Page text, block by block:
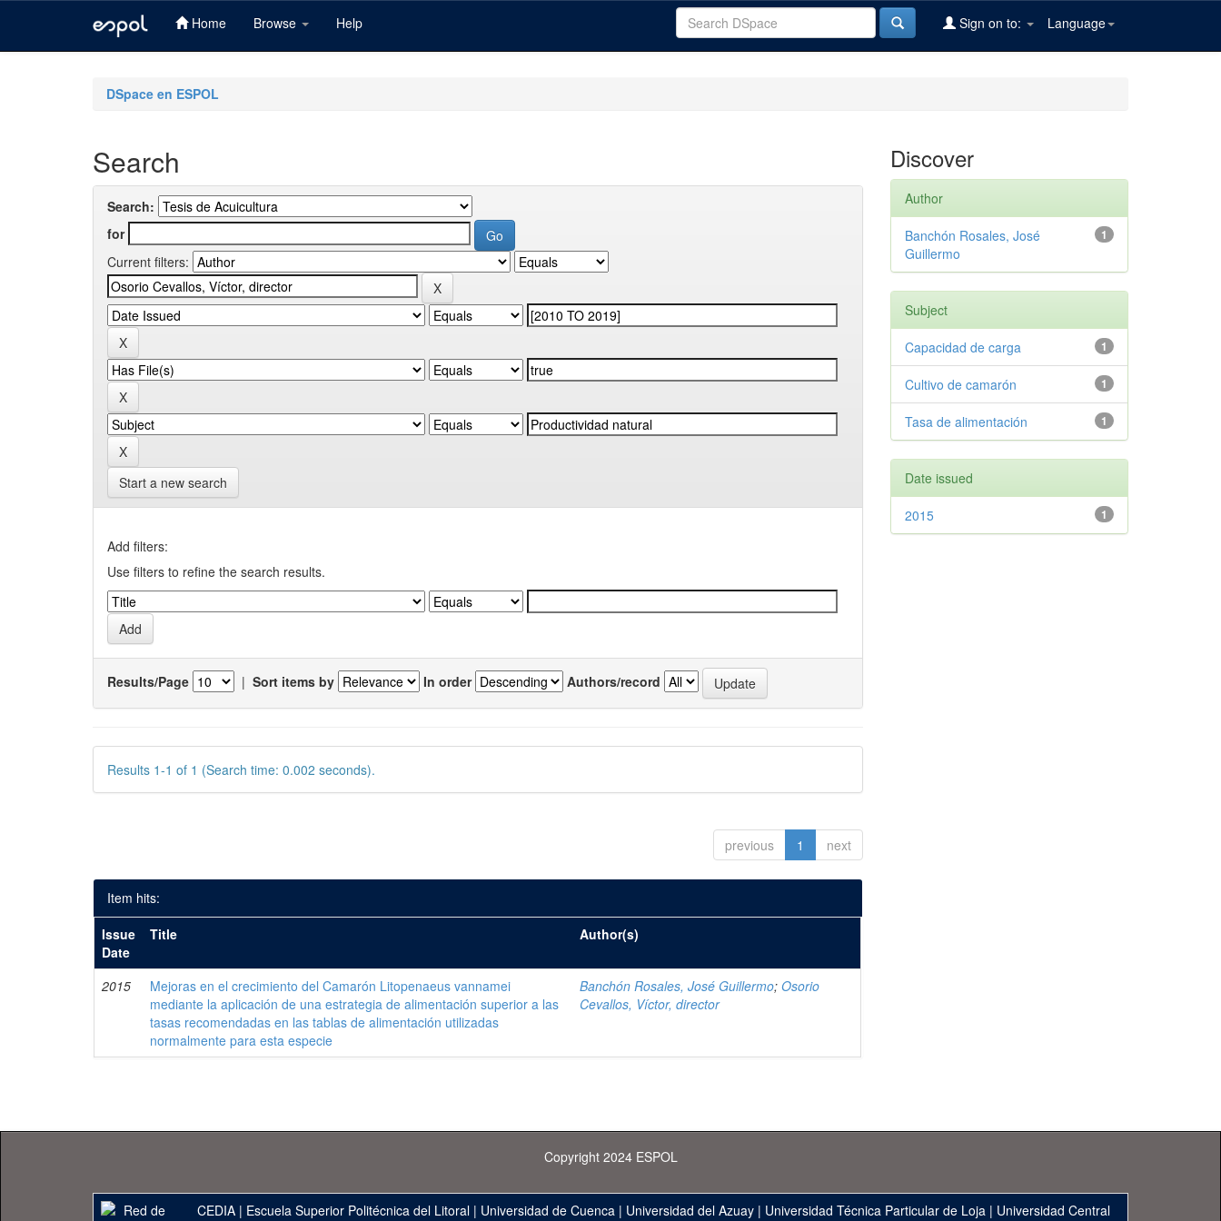
Home Browse Help Language
Sign on to:
DSpace en ESPOL
Search
Search:
for
Current filters:
Start a new search
Add filters:
Use filters to refine the search results.
Results/Page | Sort items by In order Authors/record
Results 1-1 of 1 (Search time: 0.002 seconds).
previous 1 next
Item hits:
Issue
Date
Title Author(s)
2015
Mejoras en el crecimiento del Camarón Litopenaeus vannamei
mediante la aplicación de una estrategia de alimentación superior a las
tasas recomendadas en las tablas de alimentación utilizadas
normalmente para esta especie
Banchón Rosales, José Guillermo;Osorio
Cevallos, Víctor, director
Discover
Author
1
Banchón Rosales, José
Guillermo
Subject
1
Capacidad de carga
1
Cultivo de camarón
1
Tasa de alimentación
Date issued
1
2015
Copyright 2024 ESPOL
CEDIA | Escuela Superior Politécnica del Litoral | Universidad de Cuenca | Universidad del Azuay | Universidad Técnica Particular de Loja | Universidad Central